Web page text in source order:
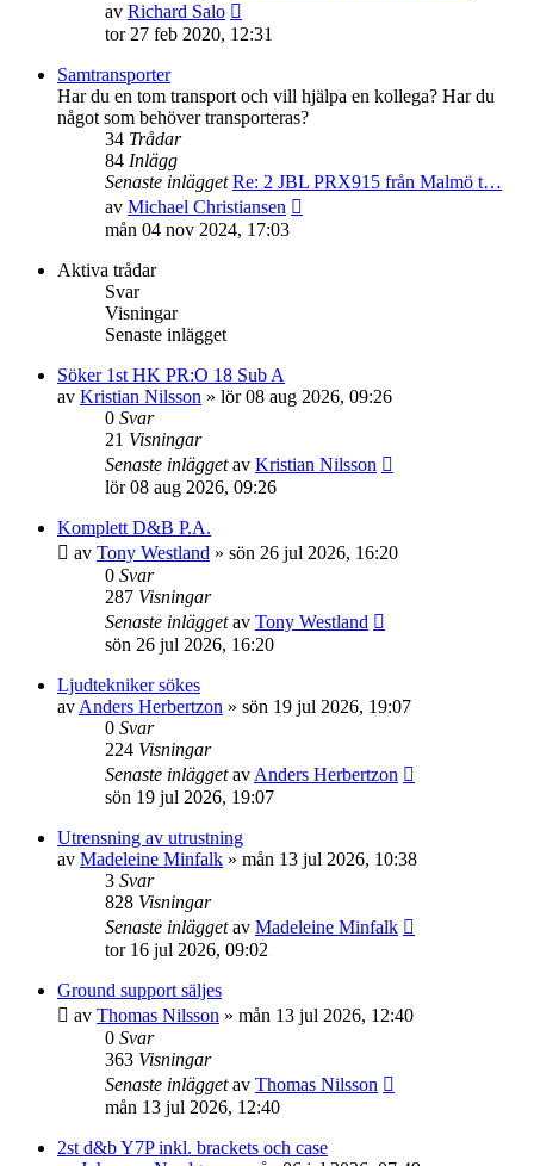
av Richard Salo
till
inlägget
tor 27 feb 2020, 12:31
Samtransporter
Har du en tom transport och vill hjälpa en kollega? Har du
något som behöver transporteras?
34 Trådar
84 Inlägg
Senaste inlägget Re: 2 JBL PRX915 från Malmö t…
av Michael Christiansen
mån 04 nov 2024, 17:03
Aktiva trådar
Svar
Visningar
Senaste inlägget
Söker 1st HK PR:O 18 Sub A
av Kristian Nilsson » lör 08 aug 2026, 09:26
0 Svar
21 Visningar
Senaste inläggetav Kristian Nilsson
lör 08 aug 2026, 09:26
Komplett D&B P.A.
av Tony Westland » sön 26 jul 2026, 16:20
0 Svar
287 Visningar
Senaste inläggetav Tony Westland
sön 26 jul 2026, 16:20
Ljudtekniker sökes
avAnders Herbertzon » sön 19 jul 2026, 19:07
0 Svar
224 Visningar
Senaste inläggetavAnders Herbertzon
sön 19 jul 2026, 19:07
Utrensning av utrustning
av Madeleine Minfalk » mån 13 jul 2026, 10:38
3 Svar
828 Visningar
Senaste inläggetav Madeleine Minfalk
tor 16 jul 2026, 09:02
Ground support säljes
av Thomas Nilsson » mån 13 jul 2026, 12:40
0 Svar
363 Visningar
Senaste inläggetav Thomas Nilsson
mån 13 jul 2026, 12:40
2st d&b Y7P inkl. brackets och case